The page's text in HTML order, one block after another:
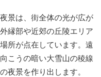
景は、街全体の光が広が
縁部や近郊の丘陵エリア
所が点在しています。遠
こうの暗い大雪山の稜線
夜景を作り出します。